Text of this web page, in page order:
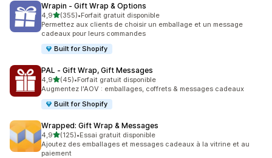
Wrapin ‑ Gift Wrap & Options
4,9étoile(s) sur 5
(355)
355 avis au total
•Forfait gratuit disponible
Permettez aux clients de choisir un emballage et un message
cadeaux pour leurs commandes
Built for Shopify
PAL ‑ Gift Wrap, Gift Messages
4,9étoile(s) sur 5
(45)
45 avis au total
•Forfait gratuit disponible
Augmentez l'AOV : emballages, coffrets & messages cadeaux
Built for Shopify
Wrapped: Gift Wrap & Messages
4,9étoile(s) sur 5
(125)
125 avis au total
•Essai gratuit disponible
Ajoutez des emballages et messages cadeaux à la vitrine et au
paiement